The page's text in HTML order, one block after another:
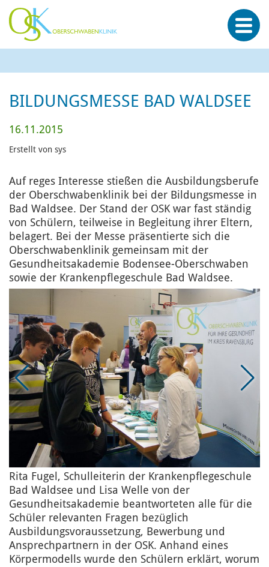
BILDUNGSMESSE BAD WALDSEE
16.11.2015
Erstellt von sys
Auf reges Interesse stießen die Ausbildungsberufe
der Oberschwabenklinik bei der Bildungsmesse in
Bad Waldsee. Der Stand der OSK war fast ständig
von Schülern, teilweise in Begleitung ihrer Eltern,
belagert. Bei der Messe präsentierte sich die
Oberschwabenklinik gemeinsam mit der
Gesundheitsakademie Bodensee-Oberschwaben
sowie der Krankenpflegeschule Bad Waldsee.
Rita Fugel, Schulleiterin der Krankenpflegeschule
Bad Waldsee und Lisa Welle von der
Gesundheitsakademie beantworteten alle für die
Schüler relevanten Fragen bezüglich
Ausbildungsvoraussetzung, Bewerbung und
Ansprechpartnern in der OSK. Anhand eines
Körpermodells wurde den Schülern erklärt, worum